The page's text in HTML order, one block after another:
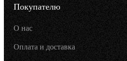
Покупателю
О нас
Оплата и доставка